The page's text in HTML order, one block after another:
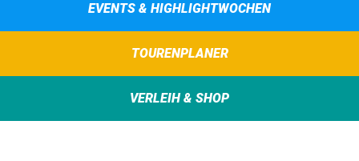
EVENTS & HIGHLIGHTWOCHEN
TOURENPLANER
VERLEIH & SHOP